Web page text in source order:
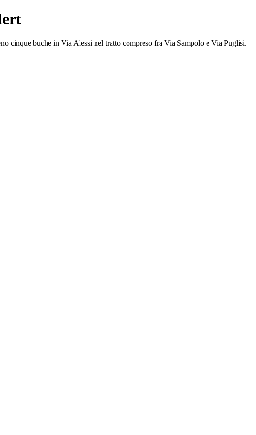
cinque buche in Via Alessi nel tratto compreso fra Via Sampolo e Via Puglisi.